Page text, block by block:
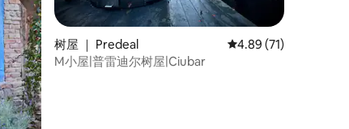
树屋 ｜ Predeal 平均评分 4.89 分（满
4.89 (71)
M小屋|普雷迪尔树屋|Ciubar